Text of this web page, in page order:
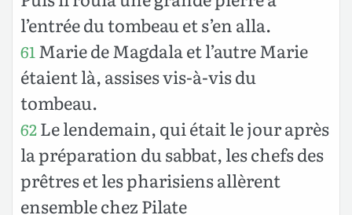
l’entrée du tombeau et s’en alla.
61 Marie de Magdala et l’autre Marie
étaient là, assises vis-à-vis du
tombeau.
62Le lendemain, qui était le jour après
la préparation du sabbat, les chefs des
prêtres et les pharisiens allèrent
ensemble chez Pilate